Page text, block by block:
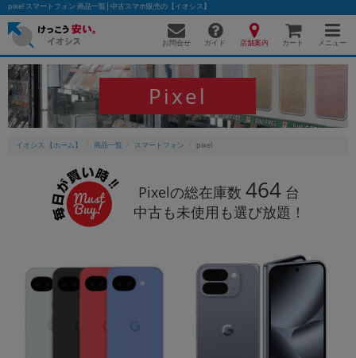
pixel スマートフォン 商品一覧│中古スマホ販売の【イオシス】
お問合せ ガイド 店舗案内 カート メニュー
Pixel
イオシス 【ホーム】 商品一覧 スマートフォン pixel
Pixelの総在庫数 464 台
中古も未使用も選び放題！
かんたんパソコン検索に切り替える
フリーワード
除外ワード
カテゴリー
商品ジャンルの絞り込み